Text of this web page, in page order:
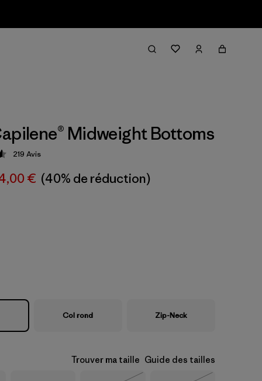
Midweight Bottoms
4.6 / 5
219 Avis
€ (40% de réduction)
Col rond Zip-Neck
Trouver ma taille Guide des tailles